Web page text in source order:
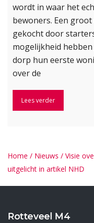
wordt in waar het
bewoners. Een
gekocht door
mogelijkheid
dorp hun eerste
over de
Lees verder
Home / Nieuws / Visie
uitgelicht in artikel NHD
Rotteveel M4